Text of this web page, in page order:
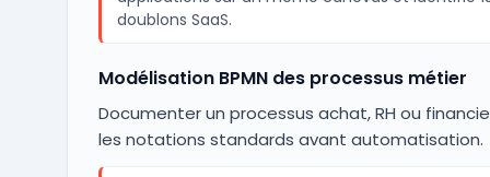
doublons SaaS.
Modélisation BPMN des processus métier
Documenter un processus achat, RH ou
les notations standards avant automatisation.